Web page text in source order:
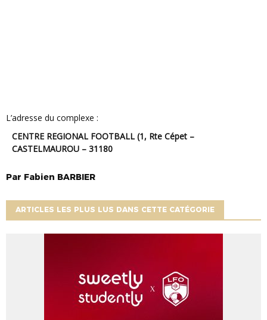
L’adresse du complexe :
CENTRE REGIONAL FOOTBALL (1, Rte Cépet –
CASTELMAUROU – 31180
Par Fabien BARBIER
ARTICLES LES PLUS LUS DANS CETTE CATÉGORIE